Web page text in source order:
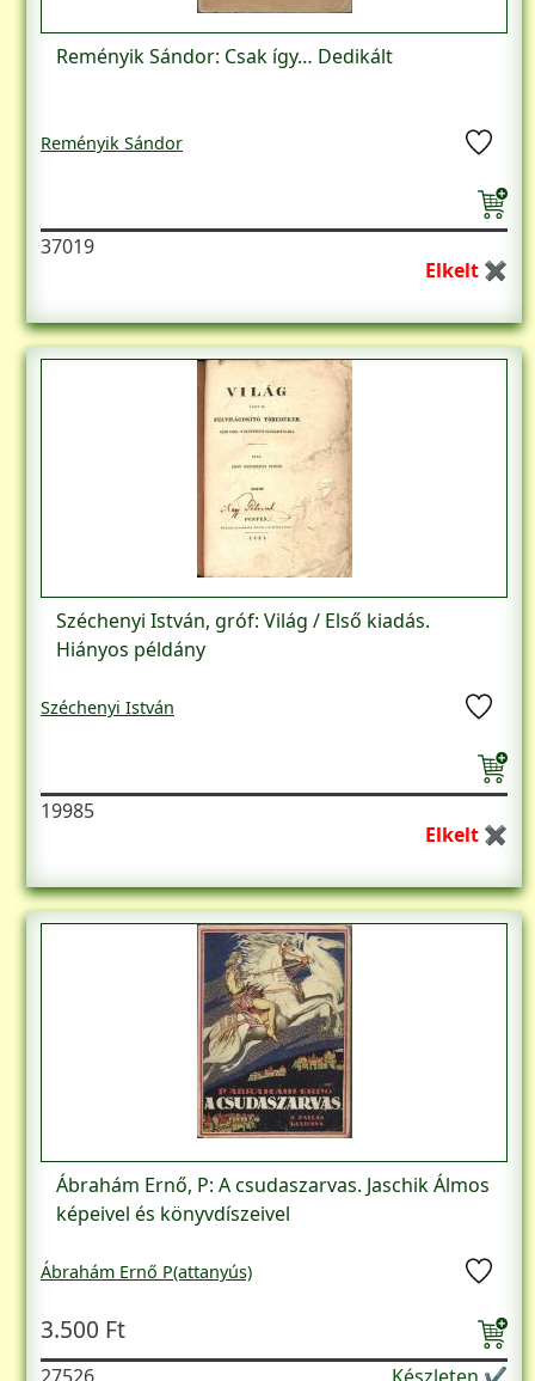
Reményik Sándor: Csak így… Dedikált
Reményik Sándor
37019
Elkelt ✖
Széchenyi István, gróf: Világ / Első kiadás.
Hiányos példány
Széchenyi István
19985
Elkelt ✖
Ábrahám Ernő, P: A csudaszarvas. Jaschik Álmos
képeivel és könyvdíszeivel
Ábrahám Ernő P(attanyús)
3.500 Ft